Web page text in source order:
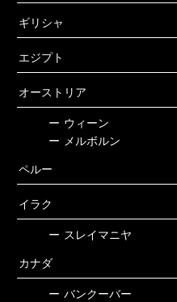
ギリシャ
エジプト
オーストリア
ー ウィーン
ー
メルボルン
ペルー
イラク
ー スレイマニヤ
カナダ
ー バンクーバー